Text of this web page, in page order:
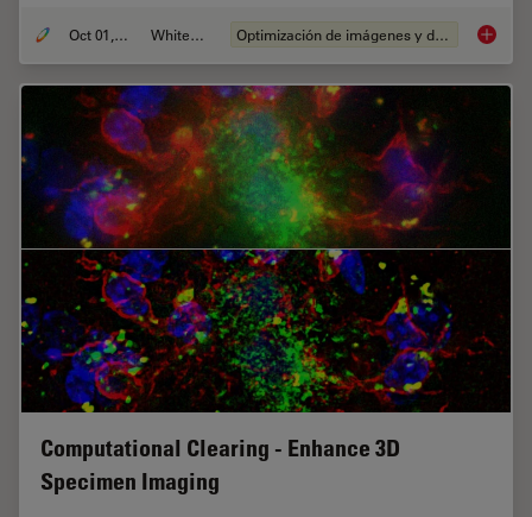
Oct 01, 2020 Whitepaper Optimización de imágenes y deconvolución An
Computational Clearing - Enhance 3D
Specimen Imaging